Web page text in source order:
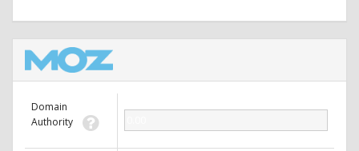
Domain
Authority